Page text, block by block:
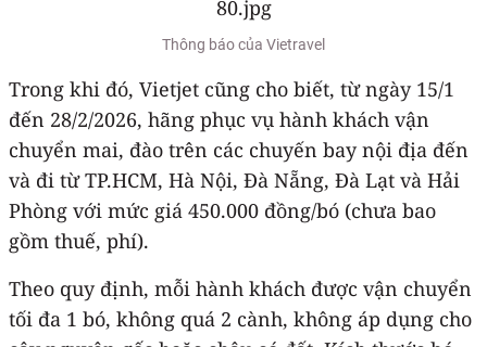
Thông báo của Vietravel
Trong khi đó, Vietjet cũng cho biết, từ ngày 15/1
đến 28/2/2026, hãng phục vụ hành khách vận
chuyển mai, đào trên các chuyến bay nội địa đến
và đi từ TP.HCM, Hà Nội, Đà Nẵng, Đà Lạt và Hải
Phòng với mức giá 450.000 đồng/bó (chưa bao
gồm thuế, phí).
Theo quy định, mỗi hành khách được vận chuyển
tối đa 1 bó, không quá 2 cành, không áp dụng cho